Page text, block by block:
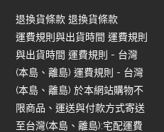
退換貨條款 退換貨條款
運費規則與出貨時間 運費規則
與出貨時間 運費規則 - 台灣
(本島、離島) 運費規則 - 台灣
(本島、離島) 於本網站購物不
限商品、運送與付款方式寄送
至台灣(本島、離島):宅配運費